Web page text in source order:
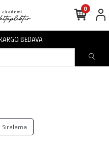
BEDAVA
0
Sıralama